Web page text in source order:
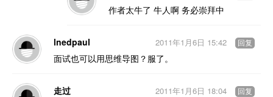
作者太牛了 牛人啊 务必崇拜中
lnedpaul
面试也可以用思维导图？服了。
2011年1月6日 15:42 回复
走过
2011年1月6日 18:04 回复